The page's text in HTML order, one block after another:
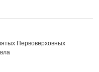
Первоверховных